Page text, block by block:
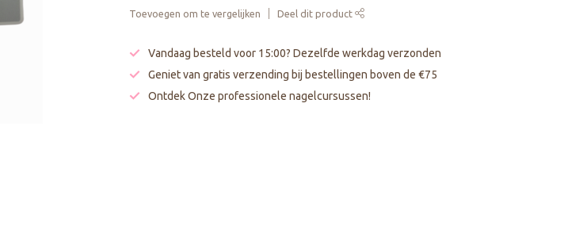
Toevoegen om te vergelijken Deel dit product
Vandaag besteld voor 15:00? Dezelfde werkdag verzonden
Geniet van gratis verzending bij bestellingen boven de €75
Ontdek Onze professionele nagelcursussen!